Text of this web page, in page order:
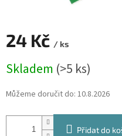
24 Kč / ks
cena:
Skladem (>5 ks)
Můžeme doručit do: 10.8.2026
Přidat do